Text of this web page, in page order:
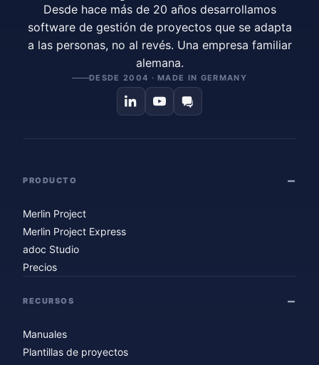
Desde hace más de 20 años desarrollamos
software de gestión de proyectos que se adapta
a las personas, no al revés. Una empresa familiar
alemana.
DESDE 2004 · MADE IN GERMANY
PRODUCTO
Merlin Project
Merlin Project Express
adoc Studio
Precios
RECURSOS
Manuales
Plantillas de proyectos